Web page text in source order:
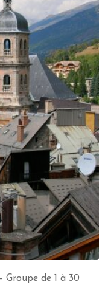
Groupe de 1 à 30